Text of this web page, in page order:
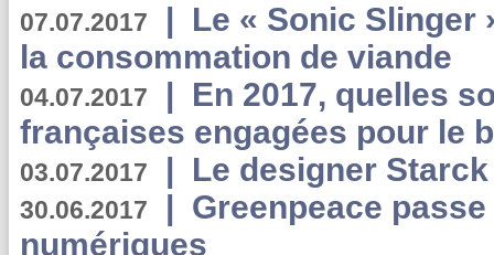
07.07.2017 | Le « Sonic Slinger
la consommation de viande
04.07.2017 | En 2017, quelles
françaises engagées pour le
03.07.2017 | Le designer
30.06.2017 | Greenpeace
numériques